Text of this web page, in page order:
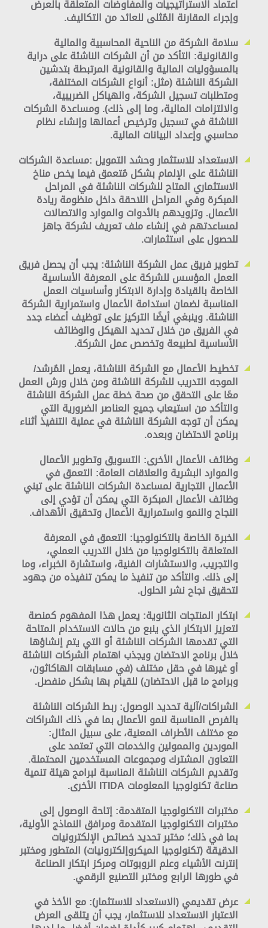
اعتماد الاستراتيجيات والمفاوضات المتعلقة بالعرض
وإجراء المقارنة المُثلى للعائد من التكاليف.
سلامة الشركة من الناحية المحاسبية والمالية
والقانونية: التأكد من أن الشركات الناشئة على دراية
بالمسؤوليات المالية والقانونية المرتبطة بتدشين
الشركة الناشئة (مثل: أنواع الشركات المختلفة،
ومتطلبات تسجيل الشركة، والهياكل الضريبية،
والالتزامات المالية، وما إلى ذلك). ومساعدة الشركات
الناشئة في تسجيل وترخيص أعمالها وإنشاء نظام
محاسبي وإعداد البيانات المالية.
الاستعداد للاستثمار وحشد التمويل :مساعدة الشركات
الناشئة على الإلمام بشكل مُتعمق فيما يخص مناخ
الاستثماري المتاح للشركات الناشئة في المراحل
المبكرة وفي المراحل اللاحقة داخل منظومة ريادة
الأعمال. وتزويدهم بالأدوات والموارد والاتصالات
لمساعدتهم في إنشاء ملف تعريف لشركة جاهز
للحصول على استثمارات.
تطوير فريق عمل الشركة الناشئة:يجب أن يحصل فريق
العمل المؤسس للشركة على المعرفة الأساسية
الخاصة بالقيادة وإدارة الابتكار وأساسيات العمل
المناسبة لضمان استدامة الأعمال واستمرارية الشركة
الناشئة. وينبغي أيضًا التركيز على توظيف أعضاء جدد
في الفريق من خلال تحديد الهيكل والوظائف
الأساسية لطبيعة وتخصص عمل الشركة.
تخطيط الأعمالمع الشركة الناشئة، يعمل المُرشد/
الموجه التدريب للشركة الناشئة ومن خلال ورش العمل
معًا على التحقق من صحة خطة عمل الشركة الناشئة
والتأكد من استيعاب جميع العناصر الضرورية التي
يمكن أن توجه الشركة الناشئة في عملية التنفيذ أثناء
برنامج الاحتضان وبعده.
وظائف الأعمال الأخرى: التسويق وتطوير الأعمال
والموارد البشرية والعلاقات العامة: التعمق في
الأعمال التجارية لمساعدة الشركات الناشئة على تبني
وظائف الأعمال المبكرة التي يمكن أن تؤدي إلى
النجاح والنمو واستمرارية الأعمال وتحقيق الأهداف.
الخبرة الخاصة بالتكنولوجيا: التعمق في المعرفة
المتعلقة بالتكنولوجيا من خلال التدريب العملي،
والتجريب، والاستشارات الفنية، واستشارة الخبراء، وما
إلى ذلك. والتأكد من تنفيذ ما يمكن تنفيذه من جهود
لتحقيق نجاح نشر الحلول.
ابتكار المنتجات الثانوية:يعمل هذا المفهوم كمنصة
لتعزيز الابتكار الذي ينبع من حالات الاستخدام المتاحة
التي تقدمها الشركات الناشئة أو التي يتم إنشاؤها
خلال برنامج الاحتضان ويجذب اهتمام الشركات الناشئة
أو غيرها في حقل مختلف (في مسابقات الهاكاثون،
وبرامج ما قبل الاحتضان) للقيام بها بشكل منفصل.
الشراكات/آلية تحديد الوصول:ربط الشركات الناشئة
بالفرص المناسبة لنمو الأعمال بما في ذلك الشراكات
مع مختلف الأطراف المعنية، على سبيل المثال:
الموردين والممولين والخدمات التي تعتمد على
التعاون المشترك ومجموعات المستخدمين المحتملة.
وتقديم الشركات الناشئة المناسبة لبرامج هيئة تنمية
صناعة تكنولوجيا المعلومات ITIDA الأخرى.
مختبرات التكنولوجيا المتقدمة:إتاحة الوصول إلى
مختبرات التكنولوجيا المتقدمة ومرافق النماذج الأولية،
بما في ذلك؛ مختبر تحديد خصائص الإلكترونيات
الدقيقة (تكنولوجيا الميكروإلكترونيات) المتطور ومختبر
إنترنت الأشياء وعلم الروبوتات ومركز ابتكار الصناعة
في طورها الرابع ومختبر التصنيع الرقمي.
عرض تقديمي (الاستعداد للاستثمار):مع الأخذ في
الاعتبار الاستعداد للاستثمار، يجب أن يتلقى العرض